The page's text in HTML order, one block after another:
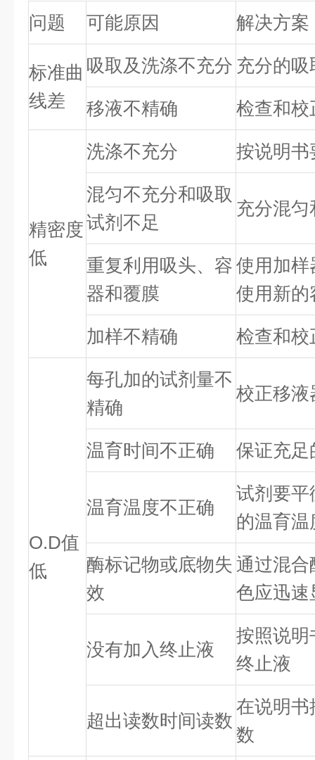
问题 可能原因 解决方案
标准曲
线差
吸取及洗涤不充分 充分的
移液不精确 检查和校
精密度
低
洗涤不充分 按说明书
混匀不充分和吸取
试剂不足
充分混
重复利用吸头、容
器和覆膜
使用加样
使用新的
加样不精确 检查和校
O.D值
低
每孔加的试剂量不
精确
校正移液
温育时间不正确 保证充足
温育温度不正确
试剂要平
的温育温
酶标记物或底物失
效
通过混
色应迅速
没有加入终止液
按照说明
终止液
超出读数时间读数
在说明书
数